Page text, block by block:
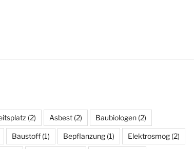
(2) Asbest(2) Baubiologen(2)
Baustoff(1) Bepflanzung(1) Elektrosmog(2)